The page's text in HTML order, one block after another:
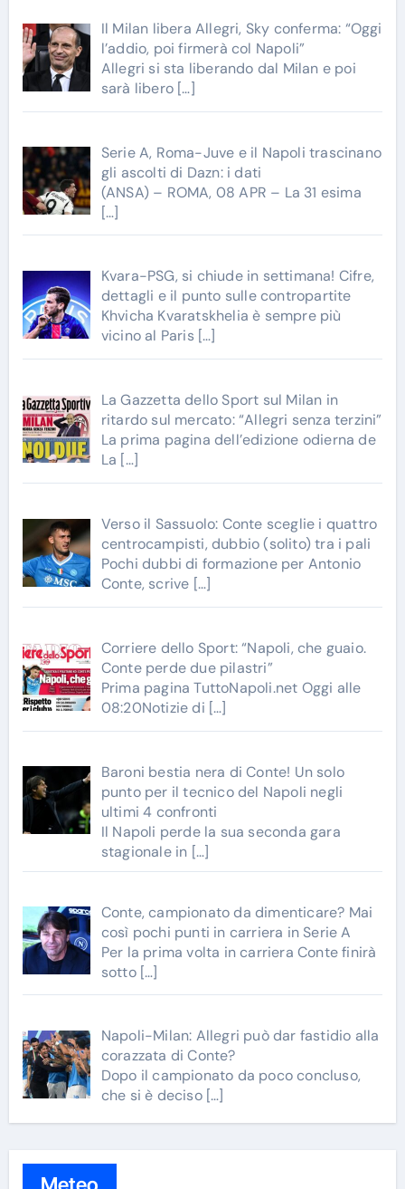
Il Milan libera Allegri, Sky conferma: “Oggi
l’addio, poi firmerà col Napoli”
Allegri si sta liberando dal Milan e poi
sarà libero […]
Serie A, Roma-Juve e il Napoli trascinano
gli ascolti di Dazn: i dati
(ANSA) – ROMA, 08 APR – La 31 esima
[…]
Kvara-PSG, si chiude in settimana! Cifre,
dettagli e il punto sulle contropartite
Khvicha Kvaratskhelia è sempre più
vicino al Paris […]
La Gazzetta dello Sport sul Milan in
ritardo sul mercato: “Allegri senza terzini”
La prima pagina dell’edizione odierna de
La […]
Verso il Sassuolo: Conte sceglie i quattro
centrocampisti, dubbio (solito) tra i pali
Pochi dubbi di formazione per Antonio
Conte, scrive […]
Corriere dello Sport: “Napoli, che guaio.
Conte perde due pilastri”
Prima pagina TuttoNapoli.net Oggi alle
08:20Notizie di […]
Baroni bestia nera di Conte! Un solo
punto per il tecnico del Napoli negli
ultimi 4 confronti
Il Napoli perde la sua seconda gara
stagionale in […]
Conte, campionato da dimenticare? Mai
così pochi punti in carriera in Serie A
Per la prima volta in carriera Conte finirà
sotto […]
Napoli-Milan: Allegri può dar fastidio alla
corazzata di Conte?
Dopo il campionato da poco concluso,
che si è deciso […]